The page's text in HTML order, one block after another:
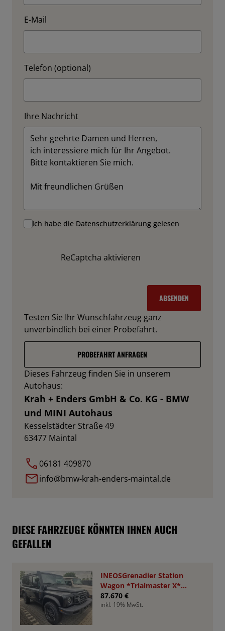
E-Mail
Telefon (optional)
Ihre Nachricht
Ich habe die Datenschutzerklärung gelesen
ReCaptcha aktivieren
ABSENDEN
Testen Sie Ihr Wunschfahrzeug ganz
unverbindlich bei einer Probefahrt.
PROBEFAHRT ANFRAGEN
Dieses Fahrzeug finden Sie in unserem
Autohaus:
Krah + Enders GmbH & Co. KG - BMW
und MINI Autohaus
Kesselstädter Straße 49
63477 Maintal
06181 409870
info@bmw-krah-enders-maintal.de
DIESE FAHRZEUGE KÖNNTEN IHNEN AUCH
GEFALLEN
INEOSGrenadier Station
Wagon *Trialmaster X*
VA+HA Sperren
87.670 €
inkl. 19% MwSt.